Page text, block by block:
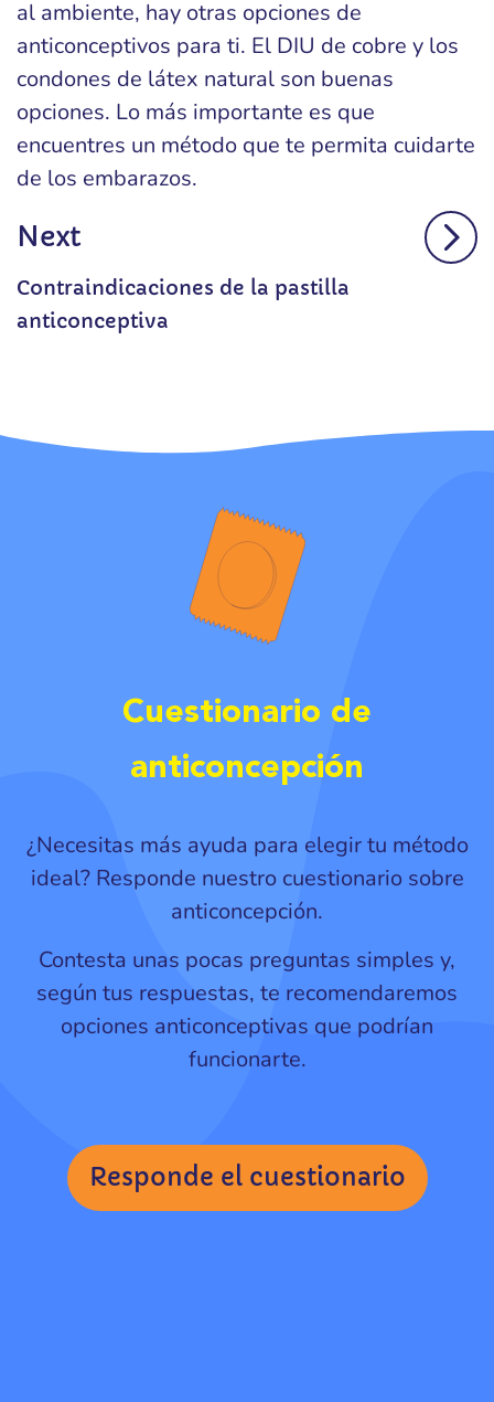
al ambiente, hay otras opciones de
anticonceptivos para ti. El DIU de cobre y los
condones de látex natural son buenas
opciones. Lo más importante es que
encuentres un método que te permita cuidarte
de los embarazos.
Next
Contraindicaciones de la pastilla
anticonceptiva
Cuestionario de
anticoncepción
¿Necesitas más ayuda para elegir tu método
ideal? Responde nuestro cuestionario sobre
anticoncepción.
Contesta unas pocas preguntas simples y,
según tus respuestas, te recomendaremos
opciones anticonceptivas que podrían
funcionarte.
Responde el cuestionario